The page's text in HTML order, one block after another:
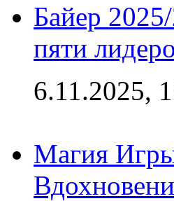
Байер
пяти
6.11.2025,
Магия